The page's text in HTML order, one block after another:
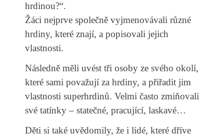
hrdinou?“.
Žáci nejprve společně vyjmenovávali různé
hrdiny, které znají, a popisovali jejich
vlastnosti.
Následně měli uvést tři osoby ze svého okolí,
které sami považují za hrdiny, a přiřadit jim
vlastnosti superhrdinů. Velmi často zmiňovali
své tatínky – statečné, pracující, laskavé…
Děti si také uvědomily, že i lidé, které dříve